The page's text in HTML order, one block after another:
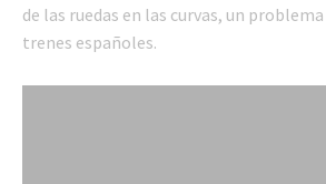
de las ruedas en las curvas, un
trenes españoles.